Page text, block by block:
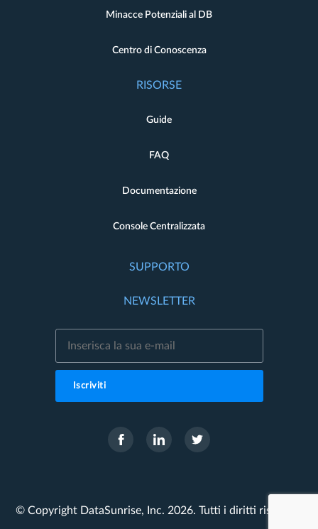
Minacce Potenziali al DB
Centro di Conoscenza
RISORSE
Guide
FAQ
Documentazione
Console Centralizzata
SUPPORTO
NEWSLETTER
Iscriviti
© Copyright DataSunrise, Inc. 2026. Tutti i diritti riservati.